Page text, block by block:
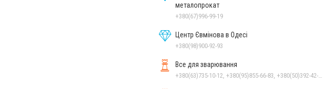
металопрокат
+380(67)996-99-19
Центр Євмінова в Одесі
+380(98)900-92-93
Все для зварювання